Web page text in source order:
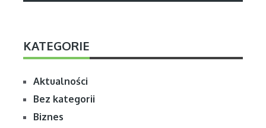
KATEGORIE
Aktualności
Bez kategorii
Biznes